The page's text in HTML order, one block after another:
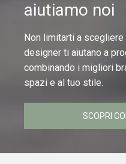
aiutiamo noi
Non limitarti a
designer ti aiutano a
combinando i migliori
spazi e al tuo stile.
SCOPRI